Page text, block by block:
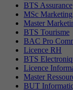
BTS Assurance
MSc Marketing
Master
BTS Tourisme
BAC Pro
Licence RH
BTS
Licence
Master
BUT